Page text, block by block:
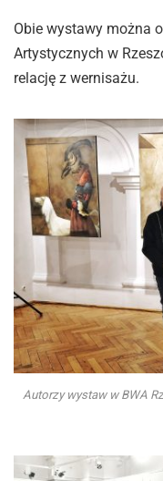
Obie wystawy można
Artystycznych w
relację z wernisażu.
Autorzy wystaw w BWA